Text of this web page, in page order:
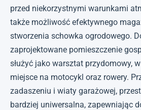
przed niekorzystnymi warunkami
także możliwość efektywnego
stworzenia schowka ogrodowego.
zaprojektowane pomieszczenie
służyć jako warsztat przydomowy,
miejsce na motocykl oraz rowery.
zadaszeniu i wiaty garażowej,
bardziej uniwersalna, zapewniając